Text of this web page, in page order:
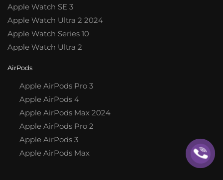
Apple Watch SE 3
Apple Watch Ultra 2 2024
Apple Watch Series 10
Apple Watch Ultra 2
AirPods
Apple AirPods Pro 3
Apple AirPods 4
Apple AirPods Max 2024
Apple AirPods Pro 2
Apple AirPods 3
Apple AirPods Max